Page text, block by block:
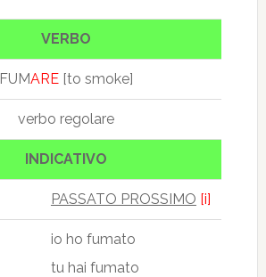
VERBO
FUMARE[to smoke]
verbo regolare
INDICATIVO
PASSATO PROSSIMO [i]
io ho fumato
tu hai fumato